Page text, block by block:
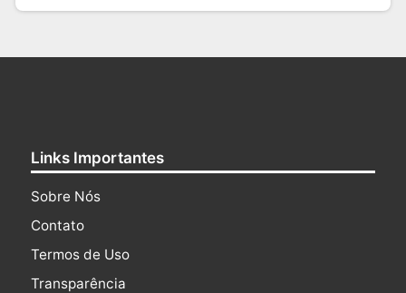
Links Importantes
Sobre Nós
Contato
Termos de Uso
Transparência